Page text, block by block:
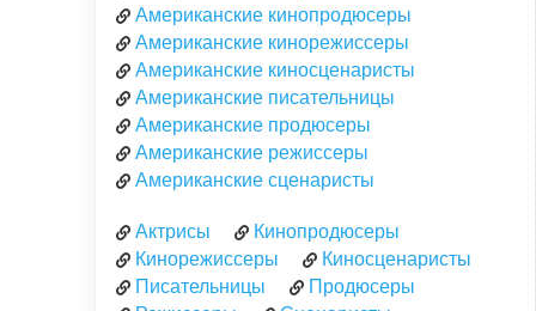
Американские кинопродюсеры
Американские кинорежиссеры
Американские киносценаристы
Американские писательницы
Американские продюсеры
Американские режиссеры
Американские сценаристы
Актрисы
Кинопродюсеры
Кинорежиссеры
Киносценаристы
Писательницы
Продюсеры